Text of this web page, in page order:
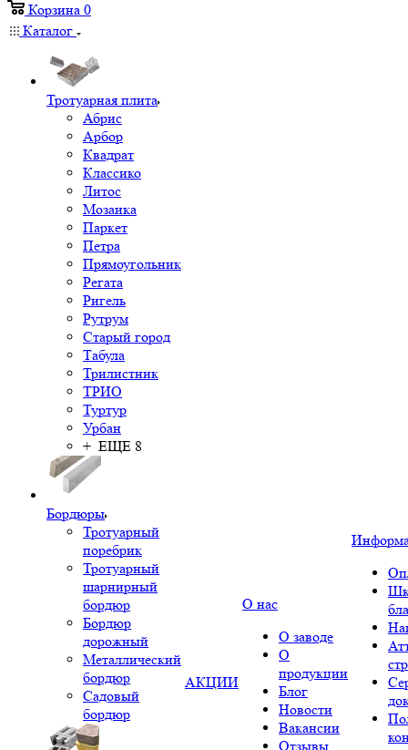
Корзина 0
Каталог
Тротуарная плита
Абрис
Арбор
Квадрат
Классико
Литос
Мозаика
Паркет
Петра
Прямоугольник
Регата
Ригель
Рутрум
Старый город
Табула
Трилистник
ТРИО
Туртур
Урбан
+ ЕЩЕ 8
Бордюры
Тротуарный
поребрик
Тротуарный
шарнирный
бордюр
Бордюр
дорожный
Металлический
бордюр
Садовый
бордюр
АКЦИИ
О нас
О заводе
О
продукции
Блог
Новости
Вакансии
Отзывы